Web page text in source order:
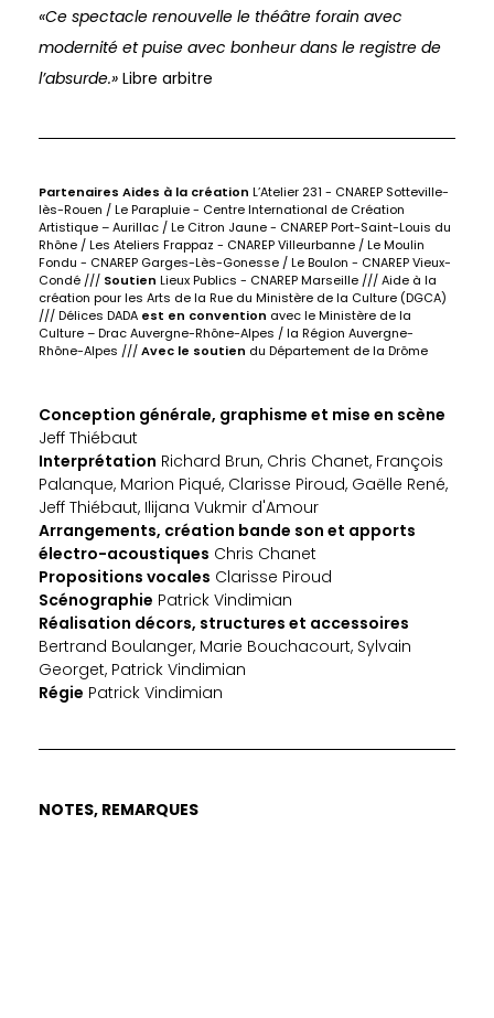
«Ce spectacle renouvelle le théâtre forain avec
modernité et puise avec bonheur dans le registre de
l’absurde.» Libre arbitre
Partenaires Aides à la création L’Atelier 231 - CNAREP Sotteville-
lès-Rouen / Le Parapluie - Centre International de Création
Artistique – Aurillac / Le Citron Jaune - CNAREP Port-Saint-Louis du
Rhône / Les Ateliers Frappaz - CNAREP Villeurbanne / Le Moulin
Fondu - CNAREP Garges-Lès-Gonesse / Le Boulon - CNAREP Vieux-
Condé /// Soutien Lieux Publics - CNAREP Marseille /// Aide à la
création pour les Arts de la Rue du Ministère de la Culture (DGCA)
/// Délices DADA est en convention avec le Ministère de la
Culture – Drac Auvergne-Rhône-Alpes / la Région Auvergne-
Rhône-Alpes ///Avec le soutien du Département de la Drôme
Conception générale, graphisme et mise en scène
Jeff Thiébaut
Interprétation Richard Brun, Chris Chanet, François
Palanque, Marion Piqué, Clarisse Piroud, Gaëlle René,
Jeff Thiébaut, Ilijana Vukmir d'Amour
Arrangements, création bande son et apports
électro-acoustiques Chris Chanet
Propositions vocales Clarisse Piroud
Scénographie Patrick Vindimian
Réalisation décors, structures et accessoires
Bertrand Boulanger, Marie Bouchacourt, Sylvain
Georget, Patrick Vindimian
Régie Patrick Vindimian
NOTES, REMARQUES